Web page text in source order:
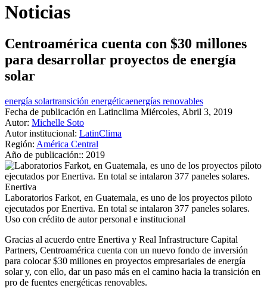
Noticias
Centroamérica cuenta con $30 millones
para desarrollar proyectos de energía
solar
energía solartransición energéticaenergías renovables
Fecha de publicación en Latinclima Miércoles, Abril 3, 2019
Autor: Michelle Soto
Autor institucional: LatinClima
Región: América Central
Año de publicación:: 2019
Enertiva
Laboratorios Farkot, en Guatemala, es uno de los proyectos piloto
ejecutados por Enertiva. En total se intalaron 377 paneles solares.
Uso con crédito de autor personal e institucional
Gracias al acuerdo entre Enertiva y Real Infrastructure Capital
Partners, Centroamérica cuenta con un nuevo fondo de inversión
para colocar $30 millones en proyectos empresariales de energía
solar y, con ello, dar un paso más en el camino hacia la transición en
pro de fuentes energéticas renovables.